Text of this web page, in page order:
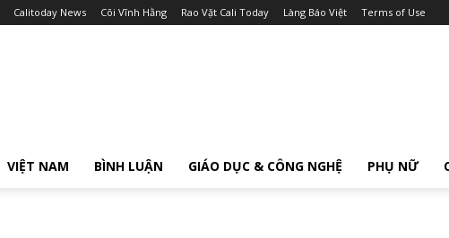
Calitoday News Cõi Vĩnh Hằng Rao Vặt Cali Today Làng Báo Việt Terms of Use
VIỆT NAM BÌNH LUẬN GIÁO DỤC & CÔNG NGHỆ PHỤ NỮ